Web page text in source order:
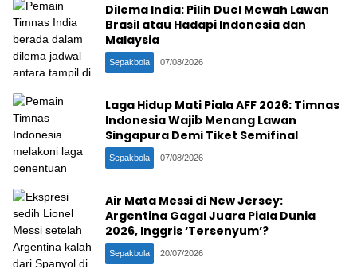
Dilema India: Pilih Duel Mewah Lawan
Brasil atau Hadapi Indonesia dan
Malaysia
Sepakbola 07/08/2026
Laga Hidup Mati Piala AFF 2026: Timnas
Indonesia Wajib Menang Lawan
Singapura Demi Tiket Semifinal
Sepakbola 07/08/2026
Air Mata Messi di New Jersey:
Argentina Gagal Juara Piala Dunia
2026, Inggris ‘Tersenyum’?
Sepakbola 20/07/2026